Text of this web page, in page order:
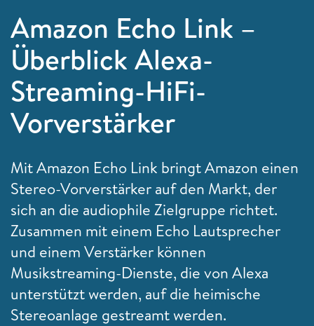
Amazon Echo Link –
Überblick Alexa-
Streaming-HiFi-
Vorverstärker
Mit Amazon Echo Link bringt Amazon einen
Stereo-Vorverstärker auf den Markt, der
sich an die audiophile Zielgruppe richtet.
Zusammen mit einem Echo Lautsprecher
und einem Verstärker können
Musikstreaming-Dienste, die von Alexa
unterstützt werden, auf die heimische
Stereoanlage gestreamt werden.